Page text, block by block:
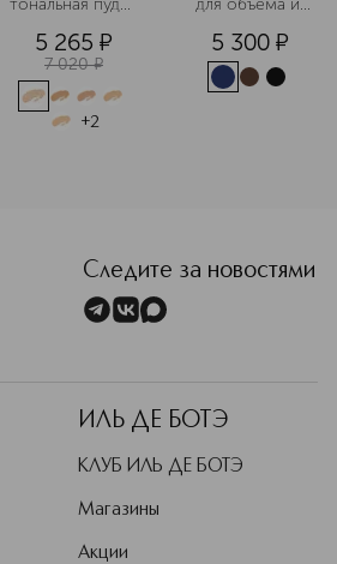
тональная пудра
безупречного
покрытия
5 265 ¤
7 020 ¤
+2
для объема и
ресниц
5 300 ¤
Следите за новостями
ИЛЬ ДЕ БОТЭ
КЛУБ ИЛЬ ДЕ БОТЭ
Магазины
Акции